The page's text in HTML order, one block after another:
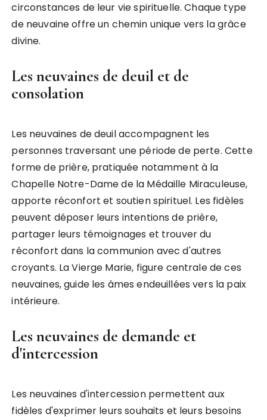
circonstances de leur vie spirituelle. Chaque type
de neuvaine offre un chemin unique vers la grâce
divine.
Les neuvaines de deuil et de
consolation
Les neuvaines de deuil accompagnent les
personnes traversant une période de perte. Cette
forme de prière, pratiquée notamment à la
Chapelle Notre-Dame de la Médaille Miraculeuse,
apporte réconfort et soutien spirituel. Les fidèles
peuvent déposer leurs intentions de prière,
partager leurs témoignages et trouver du
réconfort dans la communion avec d'autres
croyants. La Vierge Marie, figure centrale de ces
neuvaines, guide les âmes endeuillées vers la paix
intérieure.
Les neuvaines de demande et
d'intercession
Les neuvaines d'intercession permettent aux
fidèles d'exprimer leurs souhaits et leurs besoins